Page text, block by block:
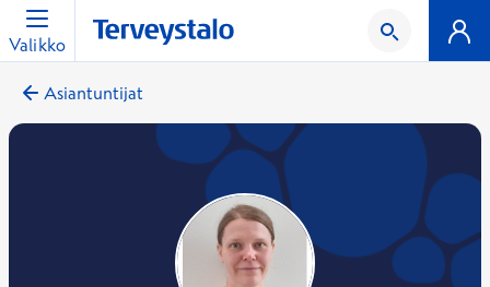
Valikko
Asiantuntijat